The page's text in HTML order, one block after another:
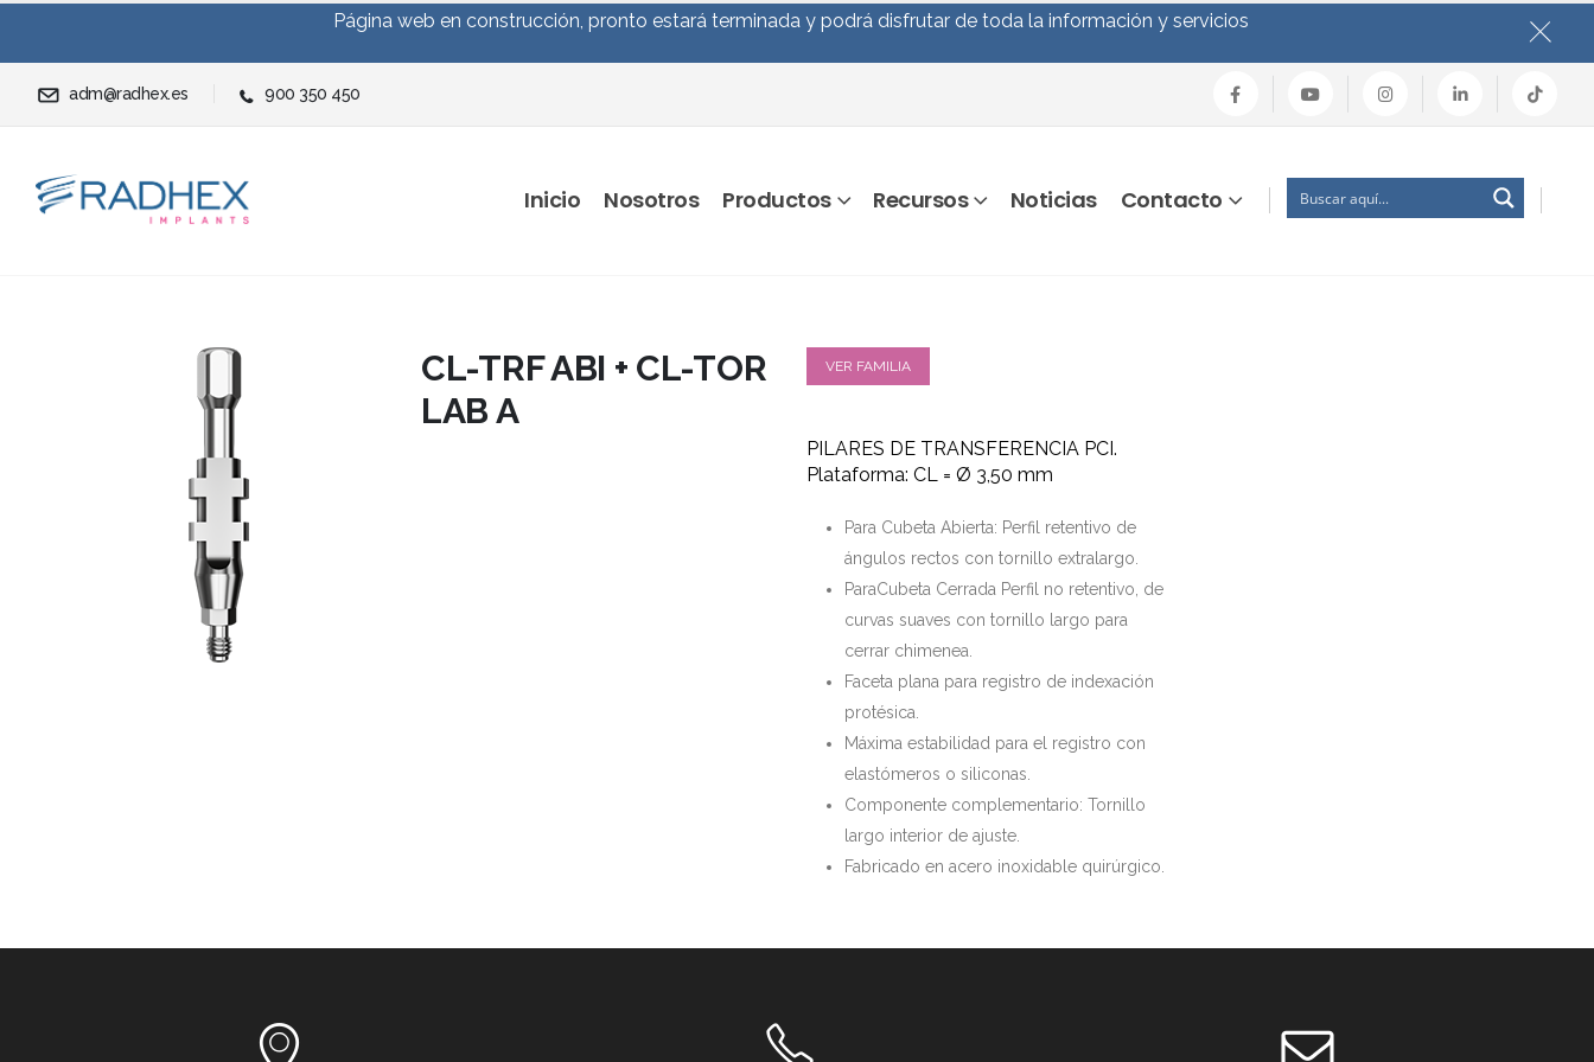
Página web en construcción, pronto estará terminada y podrá disfrutar de toda la información y servicios
adm@radhex.es 900 350 450
Inicio Nosotros Productos Recursos Noticias Contacto
CL-TRF ABI + CL-TOR
LAB A
VER FAMILIA
PILARES DE TRANSFERENCIA PCI.
Plataforma: CL = Ø 3,50 mm
Para Cubeta Abierta: Perfil retentivo de
ángulos rectos con tornillo extralargo.
ParaCubeta Cerrada Perfil no retentivo, de
curvas suaves con tornillo largo para
cerrar chimenea.
Faceta plana para registro de indexación
protésica.
Máxima estabilidad para el registro con
elastómeros o siliconas.
Componente complementario: Tornillo
largo interior de ajuste.
Fabricado en acero inoxidable quirúrgico.